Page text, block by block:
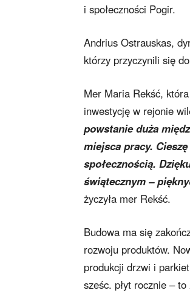
i społeczności Pogir.
Andrius Ostrauskas,
którzy przyczynili się
Mer Maria Rekść,
inwestycję w rejonie
powstanie duża
miejsca pracy.
społecznością.
świątecznym –
życzyła mer Rekść.
Budowa ma się
rozwoju produktów.
produkcji drzwi i
sześc. płyt rocznie –